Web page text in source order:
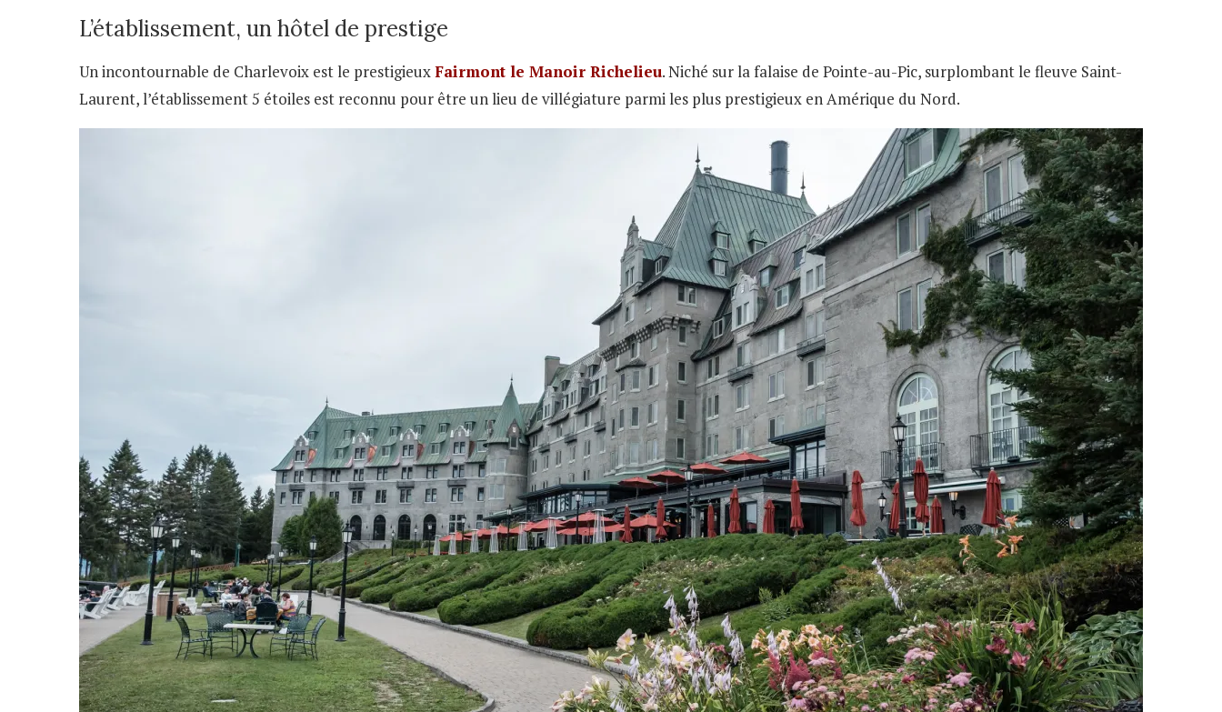
L’établissement, un hôtel de prestige
Un incontournable de Charlevoix est le prestigieuxFairmont le Manoir Richelieu. Niché sur la falaise de Pointe-au-Pic, surplombant le fleuve Saint-
Laurent, l’établissement 5 étoiles est reconnu pour être un lieu de villégiature parmi les plus prestigieux en Amérique du Nord.